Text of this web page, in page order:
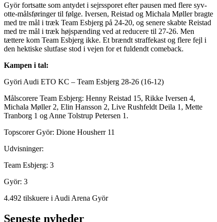
Györ fortsatte som antydet i sejrssporet efter pausen med flere syv-
otte-målsføringer til følge. Iversen, Reistad og Michala Møller bragte
med tre mål i træk Team Esbjerg på 24-20, og senere skabte Reistad
med tre mål i træk højspænding ved at reducere til 27-26. Men
tættere kom Team Esbjerg ikke. Et brændt straffekast og flere fejl i
den hektiske slutfase stod i vejen for et fuldendt comeback.
Kampen i tal:
Györi Audi ETO KC – Team Esbjerg 28-26 (16-12)
Målscorere Team Esbjerg: Henny Reistad 15, Rikke Iversen 4,
Michala Møller 2, Elin Hansson 2, Live Rushfeldt Deila 1, Mette
Tranborg 1 og Anne Tolstrup Petersen 1.
Topscorer Györ: Dione Housherr 11
Udvisninger:
Team Esbjerg: 3
Györ: 3
4.492 tilskuere i Audi Arena Györ
Seneste nyheder